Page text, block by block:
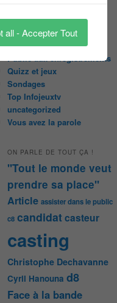
Les Portraits de Fannette
Malika la Fouine
Non classé
On a testé pour vous
Public aux enregistrements
Quizz et jeux
Sondages
Top Infojeuxtv
uncategorized
Vous avez la parole
ON PARLE DE TOUT ÇA !
"Tout le monde veut
prendre sa place"
Article assister dans le public
c8 candidatcasteur
casting
Christophe Dechavanne
Cyril Hanouna d8
Face à la bande
all - Accepter Tout